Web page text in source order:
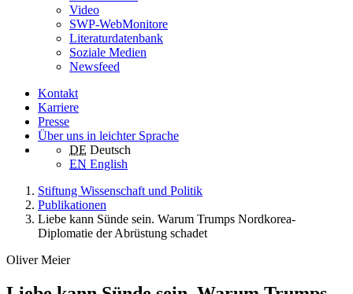
Video
SWP-WebMonitore
Literaturdatenbank
Soziale Medien
Newsfeed
Kontakt
Karriere
Presse
Über uns in leichter Sprache
DE Deutsch
EN English
Stiftung Wissenschaft und Politik
Publikationen
Liebe kann Sünde sein. Warum Trumps Nordkorea-
Diplomatie der Abrüstung schadet
Oliver Meier